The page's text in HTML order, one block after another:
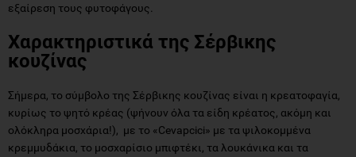
εξαίρεση τους φυτοφάγους.
Χαρακτηριστικά της Σέρβικης
κουζίνας
Σήμερα, το σύμβολο της Σέρβικης κουζίνας είναι η κρεατοφαγία,
κυρίως το ψητό κρέας (ψήνουν όλα τα είδη κρέατος, ακόμη και
ολόκληρα μοσχάρια!), με το «Cevapcici» με τα ψιλοκομμένα
κρεμμυδάκια, το μοσχαρίσιο μπιφτέκι, τα λουκάνικα και τα